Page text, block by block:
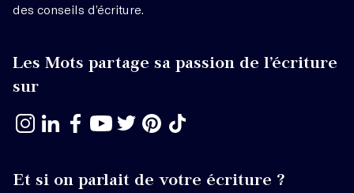
des conseils d’écriture.
Les Mots partage sa passion de l’écriture
sur
Et si on parlait de votre écriture ?